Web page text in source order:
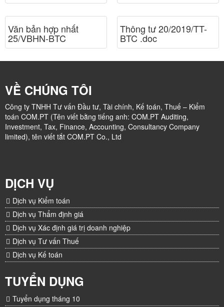
Văn bản hợp nhất
25/VBHN-BTC
Thông tư 20/2019/TT-
BTC .doc
VỀ CHÚNG TÔI
Công ty TNHH Tư vấn Đầu tư, Tài chính, Kế toán, Thuế – Kiểm
toán COM.PT (Tên viết bằng tiếng anh: COM.PT Auditing,
Investment, Tax, Finance, Accounting, Consultancy Company
limited), tên viết tắt COM.PT Co., Ltd
DỊCH VỤ
Dịch vụ Kiểm toán
Dịch vụ Thẩm định giá
Dịch vụ Xác định giá trị doanh nghiệp
Dịch vụ Tư vấn Thuế
Dịch vụ Kế toán
TUYỂN DỤNG
Tuyển dụng tháng 10